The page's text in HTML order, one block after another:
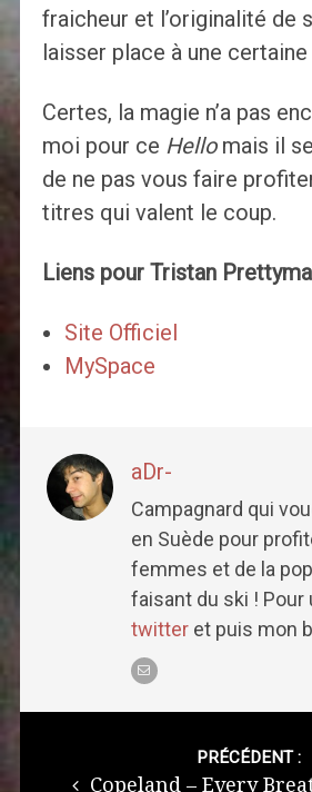
fraicheur et l’originalité de
laisser place à une
Certes, la magie n’a pas
moi pour ce Hello mais il
de ne pas vous faire
titres qui valent le coup.
Liens pour Tristan
Site Officiel
MySpace
aDr-
Campagnard qui
en Suède pour
femmes et de la
faisant du ski ! Pour
twitteret puis mon
PRÉCÉDENT :
Copeland – Every